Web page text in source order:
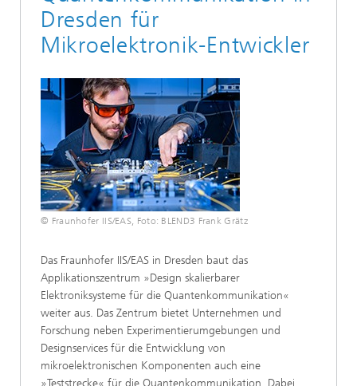
Dresden für
Mikroelektronik-Entwickler
© Fraunhofer IIS/EAS, Foto: BLEND3 Frank Grätz
Das Fraunhofer IIS/EAS in Dresden baut das
Applikationszentrum »Design skalierbarer
Elektroniksysteme für die Quantenkommunikation«
weiter aus. Das Zentrum bietet Unternehmen und
Forschung neben Experimentierumgebungen und
Designservices für die Entwicklung von
mikroelektronischen Komponenten auch eine
»Teststrecke« für die Quantenkommunikation. Dabei